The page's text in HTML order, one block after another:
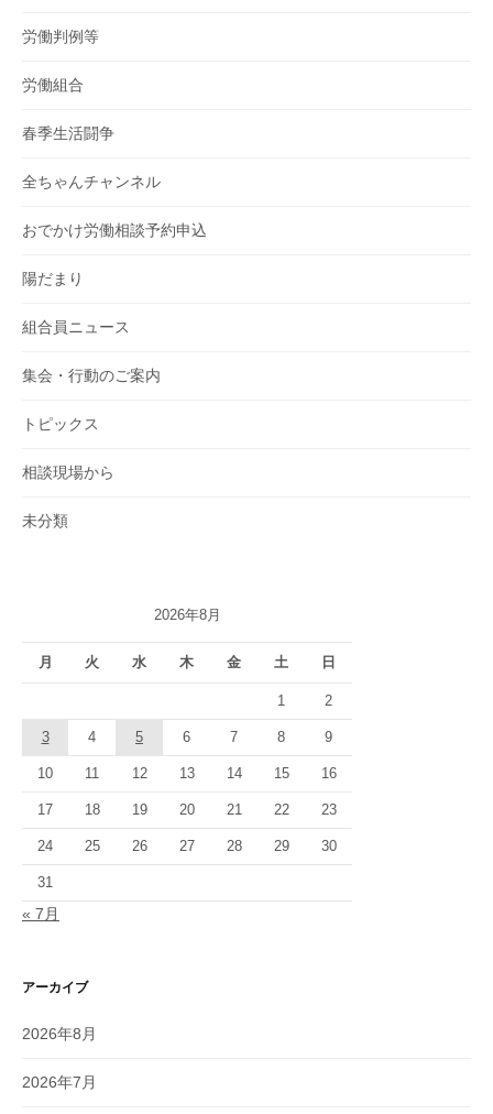
労働判例等
労働組合
春季生活闘争
全ちゃんチャンネル
おでかけ労働相談予約申込
陽だまり
組合員ニュース
集会・行動のご案内
トピックス
相談現場から
未分類
2026年8月
月 火 水 木 金 土 日
1 2
3 4 5 6 7 8 9
10 11 12 13 14 15 16
17 18 19 20 21 22 23
24 25 26 27 28 29 30
31
« 7月
アーカイブ
2026年8月
2026年7月